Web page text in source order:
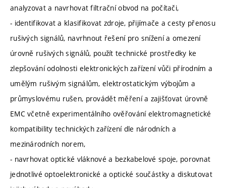
analyzovat a navrhovat filtrační obvod na počítači,
- identifikovat a klasifikovat zdroje, přijímače a cesty přenosu
rušivých signálů, navrhnout řešení pro snížení a omezení
úrovně rušivých signálů, použít technické prostředky ke
zlepšování odolnosti elektronických zařízení vůči přírodním a
umělým rušivým signálům, elektrostatickým výbojům a
průmyslovému rušen, provádět měření a zajišťovat úrovně
EMC včetně experimentálního ověřování elektromagnetické
kompatibility technických zařízení dle národních a
mezinárodních norem,
- navrhovat optické vláknové a bezkabelové spoje, porovnat
jednotlivé optoelektronické a optické součástky a diskutovat